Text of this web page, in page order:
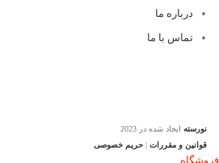
درباره ما
تماس با ما
نورسته ایجاد شده در 2023
قوانین و مقررات | حریم خصوصی
فروشگاه